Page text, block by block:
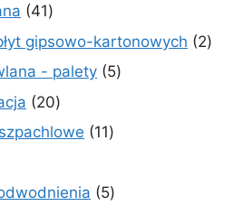
4141
produktów
gipsowo-kartonowych 22
- palety 55
2020
produktów
1111
55